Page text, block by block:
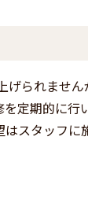
げられませ
定期的に行
スタッフ